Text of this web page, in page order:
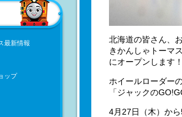
最新情報
ップ
北海道の皆さん、
きかんしゃトーマ
にオープンします
ホイールローダー
「ジャックの
4月27日（木）か